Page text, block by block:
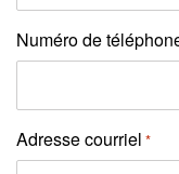
Numéro de
Adresse courriel *